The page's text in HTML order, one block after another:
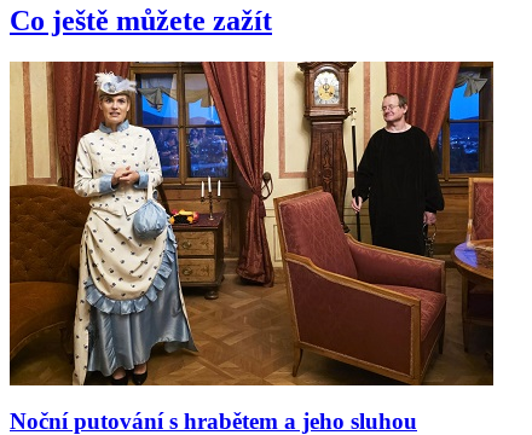
Co ještě můžete zažít
Noční putování s hrabětem a jeho sluhou